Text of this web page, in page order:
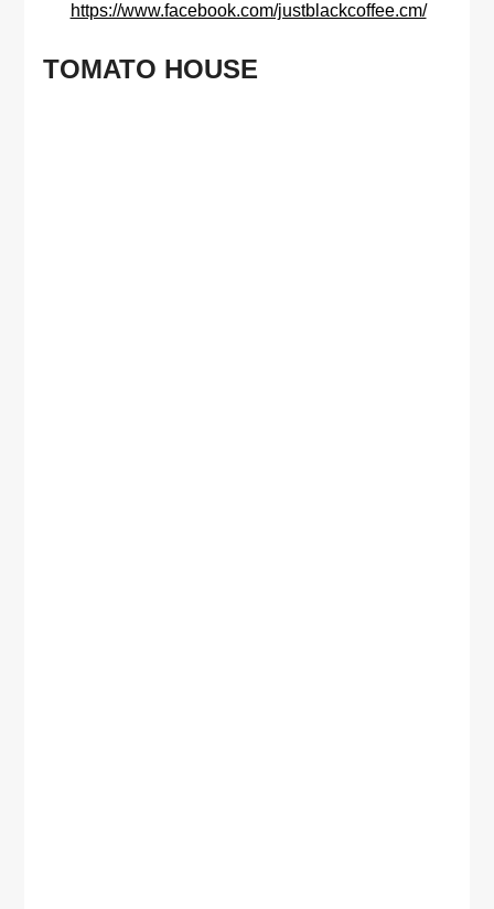
https://www.facebook.com/justblackcoffee.cm/
TOMATO HOUSE